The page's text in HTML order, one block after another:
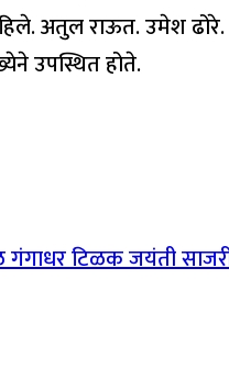
अतुल राऊत. उमेश
उपस्थित होते.
गंगाधर टिळक जयंती